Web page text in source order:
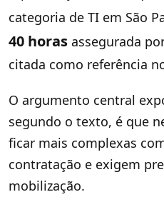
categoria de TI em São
40 horas assegurada
citada como referência
O argumento central
segundo o texto, é que
ficar mais complexas
contratação e exigem
mobilização.